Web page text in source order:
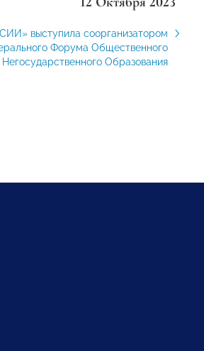
выступила соорганизатором
Форума Общественного
Негосударственного Образования